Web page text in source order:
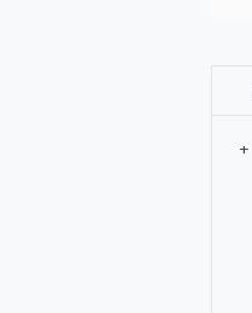
+